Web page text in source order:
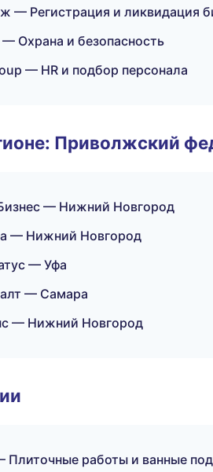
— Регистрация и ликвидация
Охрана и безопасность
— HR и подбор персонала
Приволжский
— Нижний Новгород
— Нижний Новгород
— Уфа
— Самара
— Нижний Новгород
Плиточные работы и ванные